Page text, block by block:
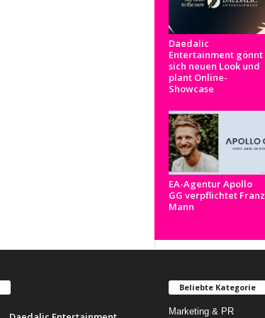
Daedalic
Entertainment gönnt
sich neuen Look und
plant Online-
Showcase
EA-Agentur Apollo
GG verpflichtet Franz
Mann
Beliebte Kategorie
Marketing & PR